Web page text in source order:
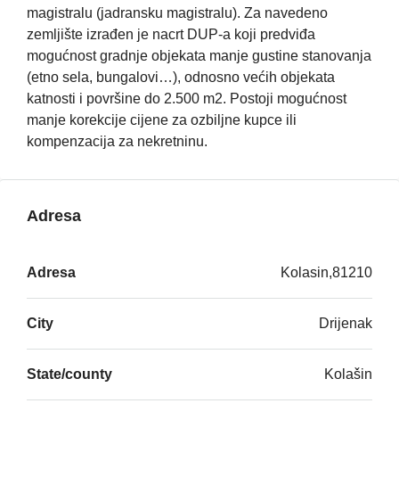
magistralu (jadransku magistralu). Za navedeno
zemljište izrađen je nacrt DUP-a koji predviđa
mogućnost gradnje objekata manje gustine stanovanja
(etno sela, bungalovi…), odnosno većih objekata
katnosti i površine do 2.500 m2. Postoji mogućnost
manje korekcije cijene za ozbiljne kupce ili
kompenzacija za nekretninu.
Adresa
Adresa Kolasin,81210
City Drijenak
State/county Kolašin